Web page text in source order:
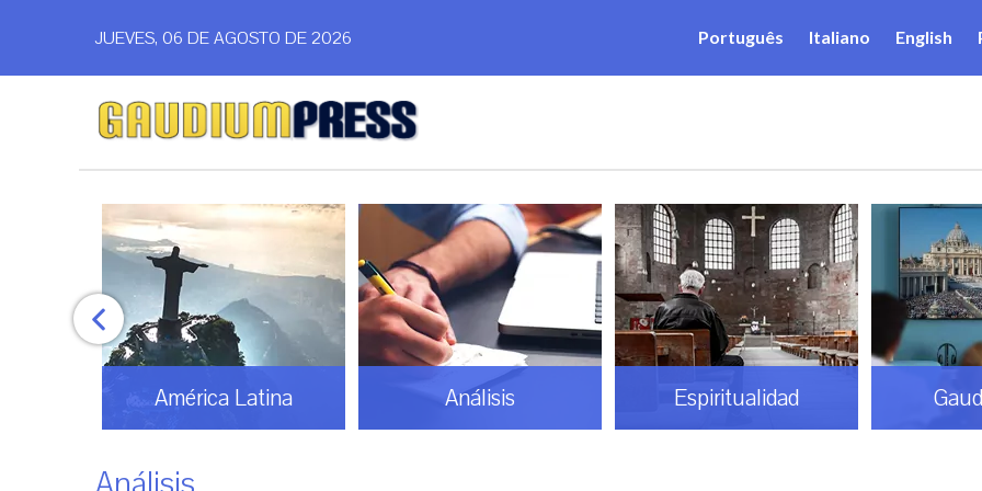
JUEVES, 06 DE AGOSTO DE 2026 Português Italiano English
América Latina Análisis Espiritualidad